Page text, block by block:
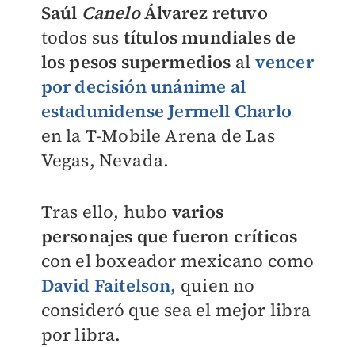
Saúl CaneloÁlvarez retuvo
todos sus títulos mundiales de
los pesos supermedios al vencer
por decisión unánime al
estadunidense Jermell Charlo
en la T-Mobile Arena de Las
Vegas, Nevada.
Tras ello, hubo varios
personajes que fueron críticos
con el boxeador mexicano como
David Faitelson, quien no
consideró que sea el mejor libra
por libra.